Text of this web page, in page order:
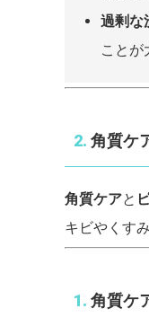
過剰な
ことが
2. 角質ケ
角質ケアと
キビやくす
1. 角質ケ